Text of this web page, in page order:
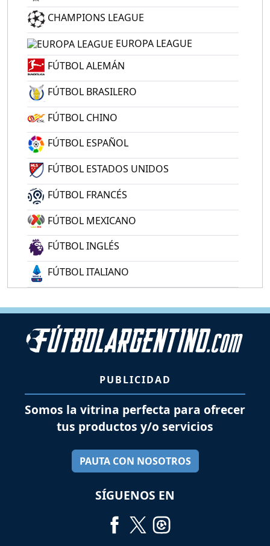
CHAMPIONS LEAGUE
EUROPA LEAGUE
FÚTBOL ALEMÁN
FÚTBOL BRASILERO
FÚTBOL CHINO
FÚTBOL ESPAÑOL
FÚTBOL ESTADOS UNIDOS
FÚTBOL FRANCÉS
FÚTBOL MEXICANO
FÚTBOL INGLÉS
FÚTBOL ITALIANO
PUBLICIDAD
Somos la vitrina perfecta para ofrecer
tus productos y/o servicios
PAUTA CON NOSOTROS
SÍGUENOS EN